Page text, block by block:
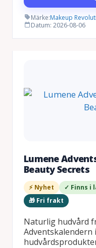
Märke:Makeup
Datum: 2026-08-06
Lumene
Beauty Secrets
⚡ Nyhet ✓ Finns i
🎁 Fri frakt
Naturlig hudvård
Adventskalendern